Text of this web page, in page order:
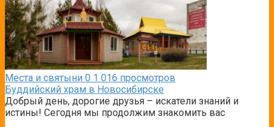
Места и святыни 0 1 016 просмотров
Буддийский храм в Новосибирске
Добрый день, дорогие друзья – искатели знаний и
истины! Сегодня мы продолжим знакомить вас